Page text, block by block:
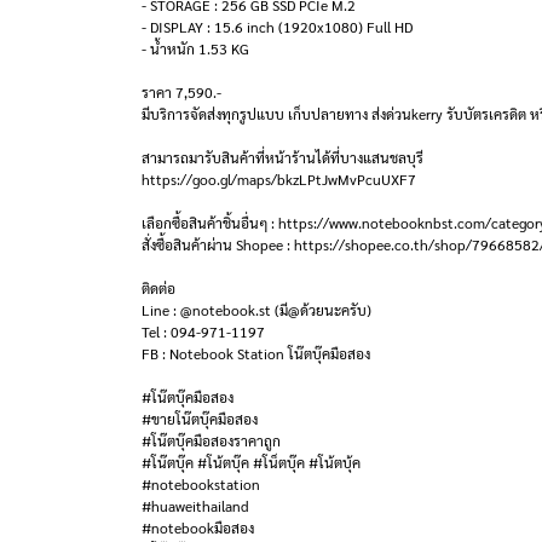
- STORAGE : 256 GB SSD PCIe M.2
- DISPLAY : 15.6 inch (1920x1080) Full HD
- น้ำหนัก 1.53 KG
ราคา 7,590.-
มีบริการจัดส่งทุกรูปแบบ เก็บปลายทาง ส่งด่วนkerry รับบัตรเครดิต
สามารถมารับสินค้าที่หน้าร้านได้ที่บางแสนชลบุรี
https://goo.gl/maps/bkzLPtJwMvPcuUXF7
เลือกซื้อสินค้าชิ้นอื่นๆ : https://www.notebooknbst.com/
สั่งซื้อสินค้าผ่าน Shopee : https://shopee.co.th/shop/
ติดต่อ
Line : @notebook.st (มี@ด้วยนะครับ)
Tel : 094-971-1197
FB : Notebook Station โน๊ตบุ๊คมือสอง
#โน๊ตบุ๊คมือสอง
#ขายโน๊ตบุ๊คมือสอง
#โน๊ตบุ๊คมือสองราคาถูก
#โน๊ตบุ๊ค #โน้ตบุ๊ค #โน็ตบุ๊ค #โน้ตบุ้ค
#notebookstation
#huaweithailand
#notebookมือสอง